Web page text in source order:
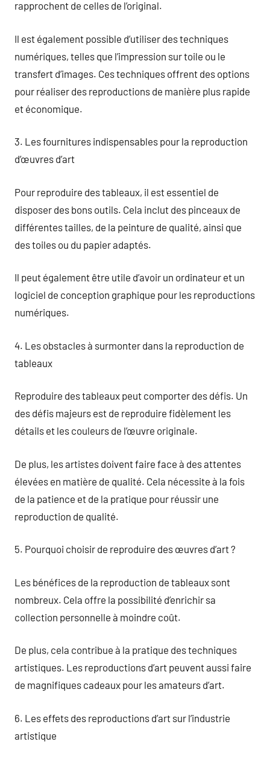
rapprochent de celles de l’original.
Il est également possible d’utiliser des techniques
numériques, telles que l’impression sur toile ou le
transfert d’images. Ces techniques offrent des options
pour réaliser des reproductions de manière plus rapide
et économique.
3. Les fournitures indispensables pour la reproduction
d’œuvres d’art
Pour reproduire des tableaux, il est essentiel de
disposer des bons outils. Cela inclut des pinceaux de
différentes tailles, de la peinture de qualité, ainsi que
des toiles ou du papier adaptés.
Il peut également être utile d’avoir un ordinateur et un
logiciel de conception graphique pour les reproductions
numériques.
4. Les obstacles à surmonter dans la reproduction de
tableaux
Reproduire des tableaux peut comporter des défis. Un
des défis majeurs est de reproduire fidèlement les
détails et les couleurs de l’œuvre originale.
De plus, les artistes doivent faire face à des attentes
élevées en matière de qualité. Cela nécessite à la fois
de la patience et de la pratique pour réussir une
reproduction de qualité.
5. Pourquoi choisir de reproduire des œuvres d’art ?
Les bénéfices de la reproduction de tableaux sont
nombreux. Cela offre la possibilité d’enrichir sa
collection personnelle à moindre coût.
De plus, cela contribue à la pratique des techniques
artistiques. Les reproductions d’art peuvent aussi faire
de magnifiques cadeaux pour les amateurs d’art.
6. Les effets des reproductions d’art sur l’industrie
artistique